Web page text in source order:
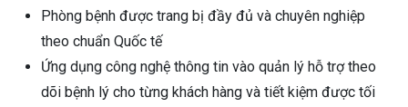
Phòng bệnh được trang bị đầy đủ và chuyên nghiệp
theo chuẩn Quốc tế
Ứng dụng công nghệ thông tin vào quản lý hỗ trợ theo
dõi bệnh lý cho từng khách hàng và tiết kiệm được tối